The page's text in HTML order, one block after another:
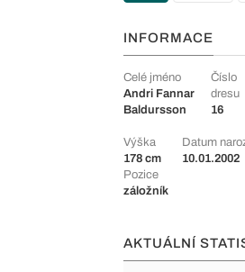
INFORMACE
Celé jméno
Andri Fannar
Baldursson
Číslo
dresu
16
Výška
178 cm
Datum
10.01.2002
Pozice
záložník
AKTUÁLNÍ